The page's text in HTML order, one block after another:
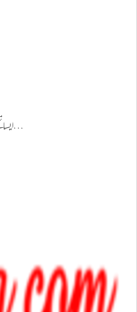
ایسا تجھے خالق نے طرح دار بنایا یوسف کو ترا طالب دیدار بنایا طلعت سے زمانہ کو پراَنوار بنایا نکہت…